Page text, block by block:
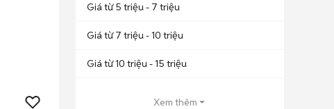
Giá từ 5 triệu - 7 triệu
Giá từ 7 triệu - 10 triệu
Giá từ 10 triệu - 15 triệu
Xem thêm